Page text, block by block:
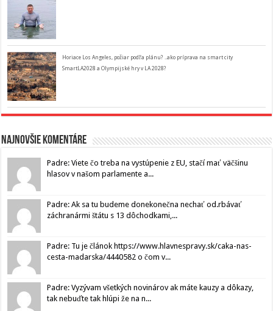
Horiace Los Angeles, požiar podľa plánu? ..ako príprava na smart city
SmartLA2028 a Olympijské hry v LA 2028?
Najnovšie komentáre
Padre: Viete čo treba na vystúpenie z EU, stačí mať väčšinu
hlasov v našom parlamente a...
Padre: Ak sa tu budeme donekonečna nechať od.rbávať
záchranármi štátu s 13 dôchodkami,...
Padre: Tu je článok https://www.hlavnespravy.sk/caka-nas-
cesta-madarska/4440582 o čom v...
Padre: Vyzývam všetkých novinárov ak máte kauzy a dôkazy,
tak nebuďte tak hlúpi že na n...